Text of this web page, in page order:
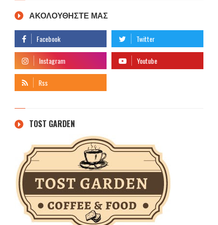
ΑΚΟΛΟΥΘΗΣΤΕ ΜΑΣ
TOST GARDEN